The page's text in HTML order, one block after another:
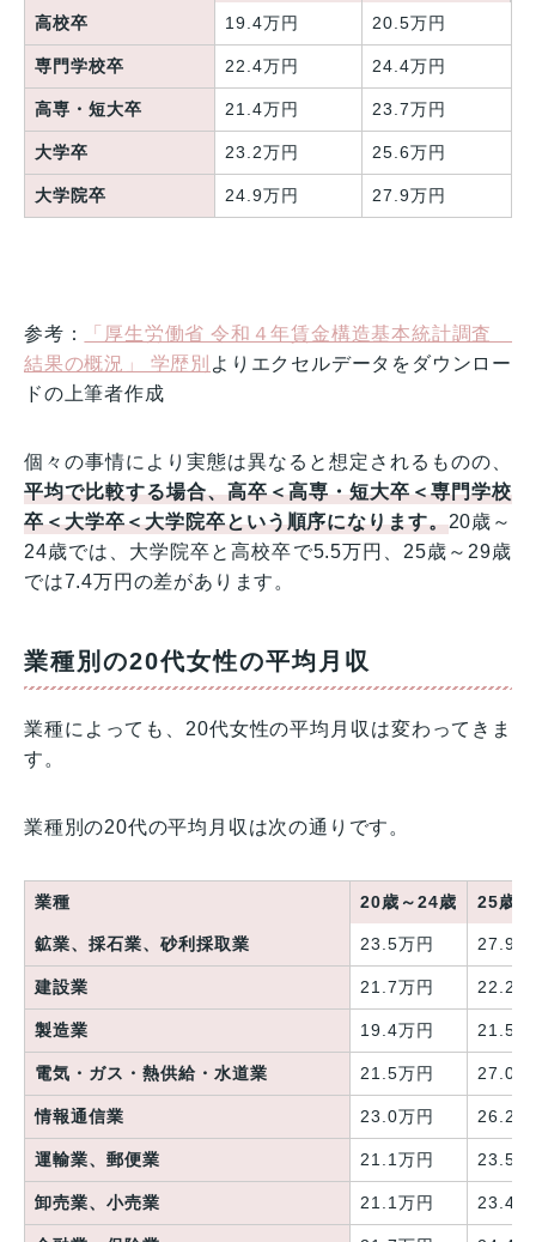
高校卒 19.4万円 20.5万円
専門学校卒 22.4万円 24.4万円
高専・短大卒 21.4万円 23.7万円
大学卒 23.2万円 25.6万円
大学院卒 24.9万円 27.9万円
参考：
「厚生労働省 令和４年賃金構造基本統計調査
結果の概況」 学歴別 よりエクセルデータをダウンロー
ドの上筆者作成
個々の事情により実態は異なると想定されるものの、
平均で比較する場合、高卒＜高専・短大卒＜専門学校
卒＜大学卒＜大学院卒という順序になります。20歳～
24歳では、大学院卒と高校卒で5.5万円、25歳～29歳
では7.4万円の差があります。
業種別の20代女性の平均月収
業種によっても、20代女性の平均月収は変わってきま
す。
業種別の20代の平均月収は次の通りです。
業種 20歳～24歳 25歳
鉱業、採石業、砂利採取業 23.5万円 27.9万
建設業 21.7万円 22.2万
製造業 19.4万円 21.5万
電気・ガス・熱供給・水道業 21.5万円 27.0万
情報通信業 23.0万円 26.2万
運輸業、郵便業 21.1万円 23.5万
卸売業、小売業 21.1万円 23.4万